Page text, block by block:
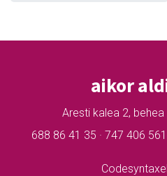
aikor
Aresti kalea 2,
688 86 41 35 · 747 406